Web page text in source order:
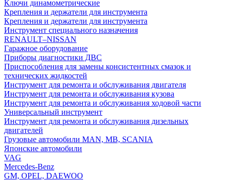
Ключи динамометрические
Крепления и держатели для инструмента
Крепления и держатели для инструмента
Инструмент специального назначения
RENAULT–NISSAN
Гаражное оборудование
Приборы диагностики ДВС
Приспособления для замены консистентных смазок и
технических жидкостей
Инструмент для ремонта и обслуживания двигателя
Инструмент для ремонта и обслуживания кузова
Инструмент для ремонта и обслуживания ходовой части
Универсальный инструмент
Инструмент для ремонта и обслуживания дизельных
двигателей
Грузовые автомобили MAN, MB, SCANIA
Японские автомобили
VAG
Mercedes-Benz
GM, OPEL, DAEWOO